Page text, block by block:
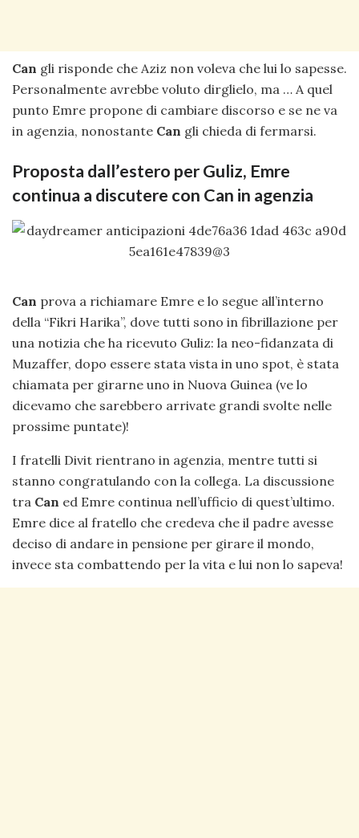
Can gli risponde che Aziz non voleva che lui lo sapesse.
Personalmente avrebbe voluto dirglielo, ma … A quel
punto Emre propone di cambiare discorso e se ne va
in agenzia, nonostante Can gli chieda di fermarsi.
Proposta dall’estero per Guliz, Emre
continua a discutere con Can in agenzia
Can prova a richiamare Emre e lo segue all’interno
della “Fikri Harika”, dove tutti sono in fibrillazione per
una notizia che ha ricevuto Guliz: la neo-fidanzata di
Muzaffer, dopo essere stata vista in uno spot, è stata
chiamata per girarne uno in Nuova Guinea (ve lo
dicevamo che sarebbero arrivate grandi svolte nelle
prossime puntate)!
I fratelli Divit rientrano in agenzia, mentre tutti si
stanno congratulando con la collega. La discussione
tra Can ed Emre continua nell’ufficio di quest’ultimo.
Emre dice al fratello che credeva che il padre avesse
deciso di andare in pensione per girare il mondo,
invece sta combattendo per la vita e lui non lo sapeva!